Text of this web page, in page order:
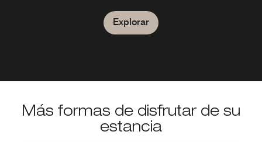
Explorar
Más formas de disfrutar de su
estancia